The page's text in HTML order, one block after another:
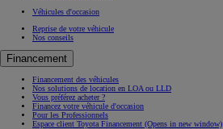
Véhicules d'occasion
Reprise de votre véhicule
Nos conseils
Financement
Financement des véhicules
Nos solutions de location en LOA ou LLD
Vous préférez acheter ?
Financez votre véhicule d'occasion
Pour les Professionnels
Espace client Toyota Financement (Opens in new window)